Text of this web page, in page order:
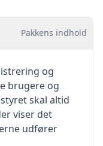
Pakkens indhold
og
brugere og
skal altid
viser det
udfører